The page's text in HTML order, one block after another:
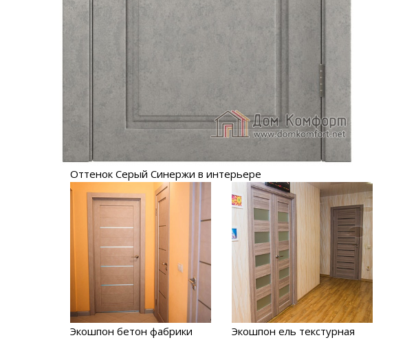
Оттенок Серый Синержи в интерьере
Экошпон бетон фабрики
Экошпон ель текстурная